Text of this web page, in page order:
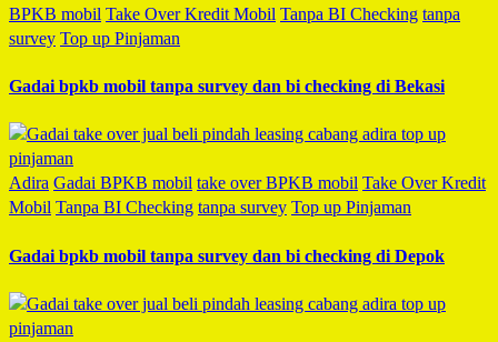
BPKB mobil Take Over Kredit Mobil Tanpa BI Checking tanpa
survey Top up Pinjaman
Gadai bpkb mobil tanpa survey dan bi checking di Bekasi
Adira Gadai BPKB mobil take over BPKB mobil Take Over Kredit
Mobil Tanpa BI Checking tanpa survey Top up Pinjaman
Gadai bpkb mobil tanpa survey dan bi checking di Depok